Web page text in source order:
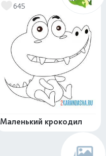
645
Маленький крокодил